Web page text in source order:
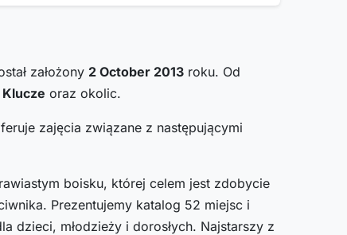
założony 2 October 2013 roku. Od
oraz okolic.
zajęcia związane z następującymi
boisku, której celem jest zdobycie
Prezentujemy katalog 52 miejsc i
dzieci, młodzieży i dorosłych. Najstarszy z